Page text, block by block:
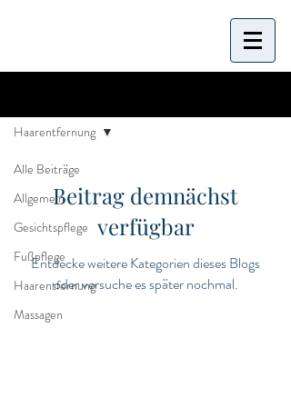
Alle Beiträge
Allgemein
Gesichtspflege
Fußpflege
Haarentfernung
Massagen
Haarentfernung
Beitrag demnächst
verfügbar
Entdecke weitere Kategorien dieses Blogs
oder versuche es später nochmal.